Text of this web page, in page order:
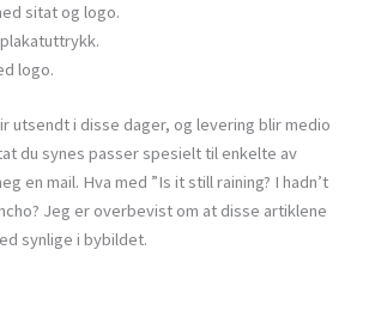
sitat og logo.
logo.
utsendt i disse dager, og levering blir medio
du synes passer spesielt til enkelte av
en mail. Hva med ”Is it still raining? I hadn’t
Jeg er overbevist om at disse artiklene
synlige i bybildet.